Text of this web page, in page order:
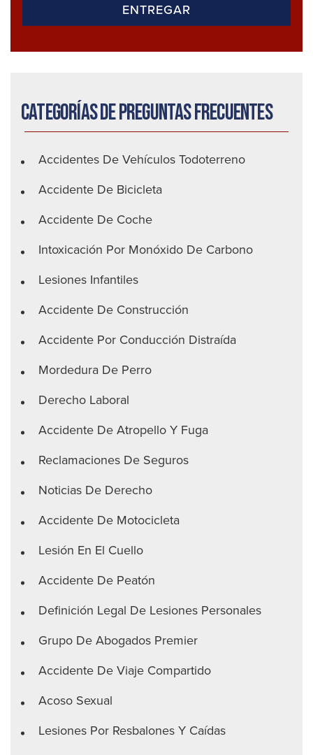
Categorías de preguntas frecuentes
Accidentes De Vehículos Todoterreno
Accidente De Bicicleta
Accidente De Coche
Intoxicación Por Monóxido De Carbono
Lesiones Infantiles
Accidente De Construcción
Accidente Por Conducción Distraída
Mordedura De Perro
Derecho Laboral
Accidente De Atropello Y Fuga
Reclamaciones De Seguros
Noticias De Derecho
Accidente De Motocicleta
Lesión En El Cuello
Accidente De Peatón
Definición Legal De Lesiones Personales
Grupo De Abogados Premier
Accidente De Viaje Compartido
Acoso Sexual
Lesiones Por Resbalones Y Caídas